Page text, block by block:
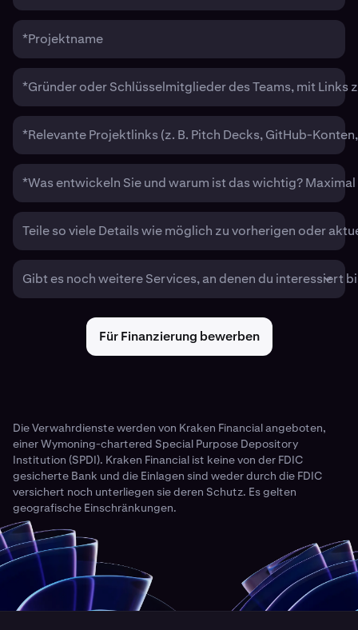
*Projektname
*Gründer oder Schlüsselmitglieder des Teams, mit Links
*Relevante Projektlinks (z. B. Pitch Decks, GitHub-
*Was entwickeln Sie und warum ist das wichtig?
Teile so viele Details wie möglich zu vorherigen oder
Gibt es noch weitere Services, an denen du interessiert
Für Finanzierung bewerben
Die Verwahrdienste werden von Kraken Financial angeboten,
einer Wymoning-chartered Special Purpose Depository
Institution (SPDI). Kraken Financial ist keine von der FDIC
gesicherte Bank und die Einlagen sind weder durch die FDIC
versichert noch unterliegen sie deren Schutz. Es gelten
geografische Einschränkungen.